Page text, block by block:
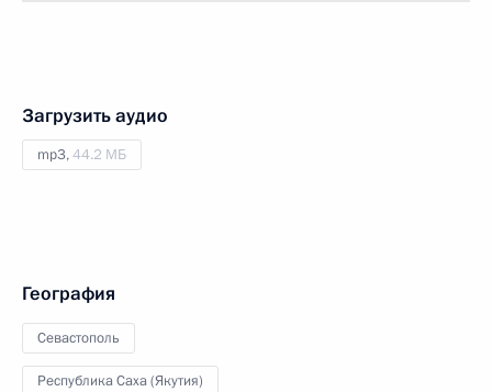
Загрузить аудио
mp3,44.2 МБ
География
Севастополь
Республика Саха (Якутия)